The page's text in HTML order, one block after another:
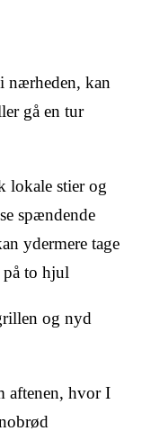
nærheden, kan
gå en tur
lokale stier og
spændende
ydermere tage
på to hjul
og nyd
aftenen, hvor I